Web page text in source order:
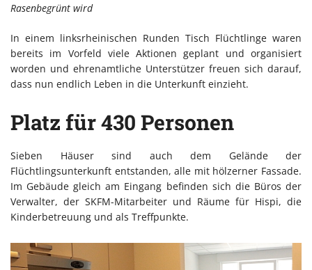
Rasenbegrünt wird
In einem linksrheinischen Runden Tisch Flüchtlinge waren
bereits im Vorfeld viele Aktionen geplant und organisiert
worden und ehrenamtliche Unterstützer freuen sich darauf,
dass nun endlich Leben in die Unterkunft einzieht.
Platz für 430 Personen
Sieben Häuser sind auch dem Gelände der
Flüchtlingsunterkunft entstanden, alle mit hölzerner Fassade.
Im Gebäude gleich am Eingang befinden sich die Büros der
Verwalter, der SKFM-Mitarbeiter und Räume für Hispi, die
Kinderbetreuung und als Treffpunkte.